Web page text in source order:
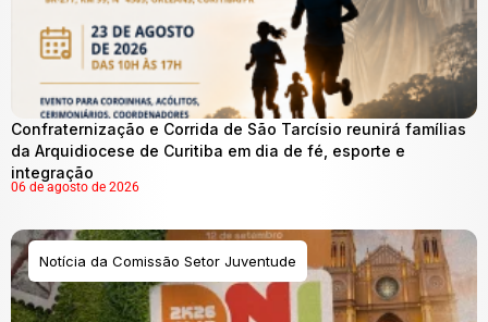
Confraternização e Corrida de São Tarcísio reunirá famílias
da Arquidiocese de Curitiba em dia de fé, esporte e
integração
06 de agosto de 2026
Notícia da Comissão Setor Juventude